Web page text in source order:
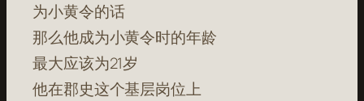
为小黄令的话
那么他成为小黄令时的年龄
最大应该为21岁
他在郡史这个基层岗位上